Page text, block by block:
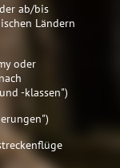
ab/bis
Ländern
oder
-klassen")